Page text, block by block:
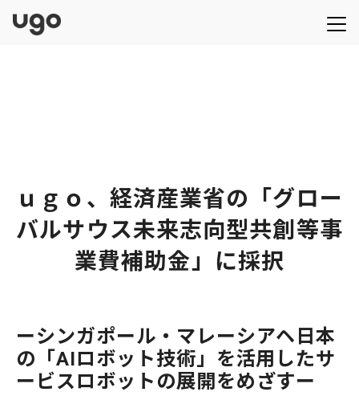
ｕｇｏ、経済産業省の「グロー
バルサウス未来志向型共創等事
業費補助金」に採択
ーシンガポール・マレーシアヘ日本
の「AIロボット技術」を活用したサ
ービスロボットの展開をめざすー